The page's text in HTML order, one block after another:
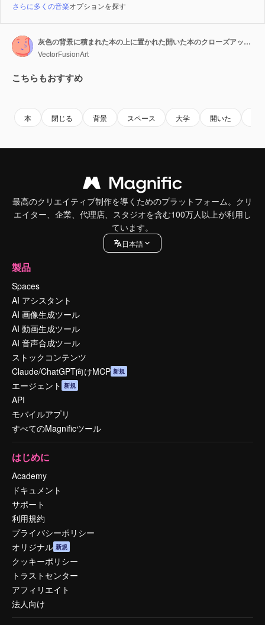
さらに多くの音楽オプションを探す
灰色の背景に積まれた本の上に置かれた開いた本のクローズアップ、余白あり、スローモーション
VectorFusionArt
こちらもおすすめ
本 閉じる 背景 スペース 大学 開いた
最高のクリエイティブ制作を導くためのプラットフォーム。クリ
エイター、企業、代理店、スタジオを含む100万人以上が利用し
ています。
日本語
製品
Spaces
AI アシスタント
AI 画像生成ツール
AI 動画生成ツール
AI 音声合成ツール
ストックコンテンツ
Claude/ChatGPT向けMCP 新規
エージェント 新規
API
モバイルアプリ
すべてのMagnificツール
はじめに
Academy
ドキュメント
サポート
利用規約
プライバシーポリシー
オリジナル 新規
クッキーポリシー
トラストセンター
アフィリエイト
法人向け